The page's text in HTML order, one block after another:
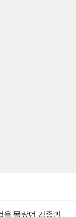
을 몰랐던 김종민